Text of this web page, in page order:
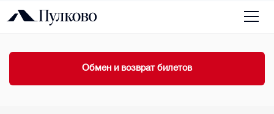
Обмен и возврат билетов